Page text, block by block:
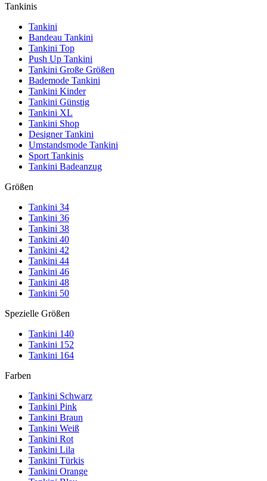
Tankinis
Tankini
Bandeau Tankini
Tankini Top
Push Up Tankini
Tankini Große Größen
Bademode Tankini
Tankini Kinder
Tankini Günstig
Tankini XL
Tankini Shop
Designer Tankini
Umstandsmode Tankini
Sport Tankinis
Tankini Badeanzug
Größen
Tankini 34
Tankini 36
Tankini 38
Tankini 40
Tankini 42
Tankini 44
Tankini 46
Tankini 48
Tankini 50
Spezielle Größen
Tankini 140
Tankini 152
Tankini 164
Farben
Tankini Schwarz
Tankini Pink
Tankini Braun
Tankini Weiß
Tankini Rot
Tankini Lila
Tankini Türkis
Tankini Orange